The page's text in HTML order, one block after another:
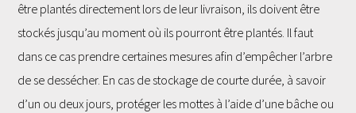
être plantés directement lors de leur livraison, ils doivent être
stockés jusqu’au moment où ils pourront être plantés. Il faut
dans ce cas prendre certaines mesures afin d’empêcher l’arbre
de se dessécher. En cas de stockage de courte durée, à savoir
d’un ou deux jours, protéger les mottes à l’aide d’une bâche ou